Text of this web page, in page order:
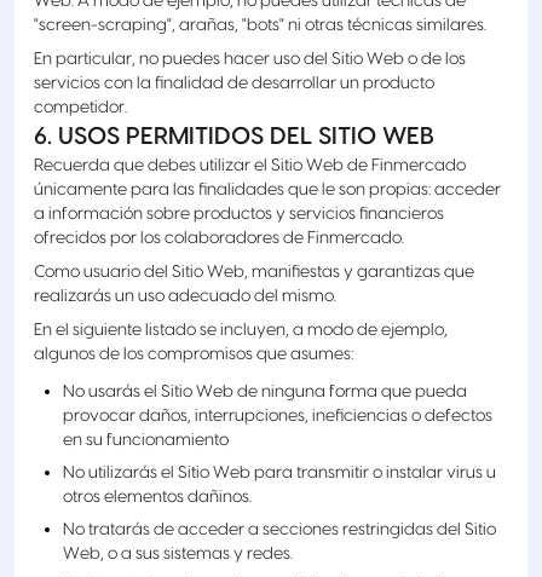
"screen-scraping", arañas, "bots" ni otras técnicas similares.
En particular, no puedes hacer uso del Sitio Web o de los
servicios con la finalidad de desarrollar un producto
competidor.
6. USOS PERMITIDOS DEL SITIO WEB
Recuerda que debes utilizar el Sitio Web de Finmercado
únicamente para las finalidades que le son propias: acceder
a información sobre productos y servicios financieros
ofrecidos por los colaboradores de Finmercado.
Como usuario del Sitio Web, manifiestas y garantizas que
realizarás un uso adecuado del mismo.
En el siguiente listado se incluyen, a modo de ejemplo,
algunos de los compromisos que asumes:
No usarás el Sitio Web de ninguna forma que pueda
provocar daños, interrupciones, ineficiencias o defectos
en su funcionamiento
No utilizarás el Sitio Web para transmitir o instalar virus u
otros elementos dañinos.
No tratarás de acceder a secciones restringidas del Sitio
Web, o a sus sistemas y redes.